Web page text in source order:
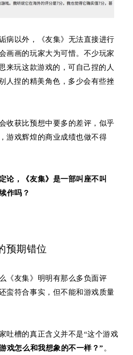
病以外，《友集》无法直接进行
画画的玩家大为可惜。不少玩家
来玩这款游戏的，可自己捏的人
人捏的精美角色，多少会有些挫
收获比预想中要多的差评，似乎
游戏辉煌的商业成绩也做不得
论，《友集》是一部叫座不叫
作吗？
预期错位
《友集》明明有那么多负面评
蛮符合事实，但不能和游戏质量
吐槽的真正含义并不是“这个游戏
戏怎么和我想象的不一样？”。